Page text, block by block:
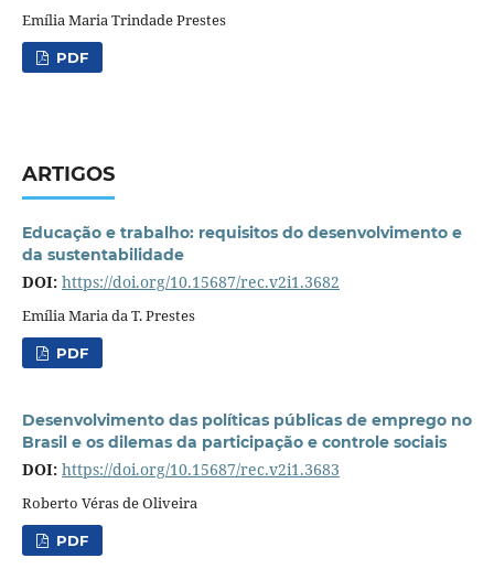
Emília Maria Trindade Prestes
PDF
ARTIGOS
Educação e trabalho: requisitos do desenvolvimento e
da sustentabilidade
DOI: https://doi.org/10.15687/rec.v2i1.3682
Emília Maria da T. Prestes
PDF
Desenvolvimento das políticas públicas de emprego no
Brasil e os dilemas da participação e controle sociais
DOI: https://doi.org/10.15687/rec.v2i1.3683
Roberto Véras de Oliveira
PDF